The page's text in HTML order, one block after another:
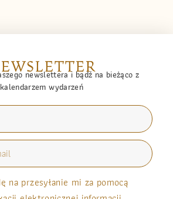
newslettera i bądź na bieżąco z
kalendarzem wydarzeń
na przesyłanie mi za pomocą